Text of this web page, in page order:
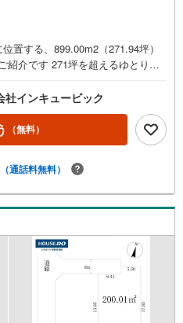
置する、899.00m2（271.94坪）
紹介です 271坪を超えるゆとりあ
多様な建築プランに対応可能で
便性が両立したエリア 赤堀東小学
）とお子様の毎日の通学も安心で
距離にはあさひ公園があり、お散
グストア（セイムス）、100円ショ
い物も便利な立地です。広々とし
づくりをご検討ください。詳細
気軽にお問い合わせください。
インキュービック
（無料）
（通話料無料）